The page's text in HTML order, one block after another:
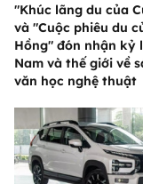
"Khúc lãng du của
và "Cuộc phiêu du
Hồng" đón nhận kỷ
Nam và thế giới về
văn học nghệ thuật